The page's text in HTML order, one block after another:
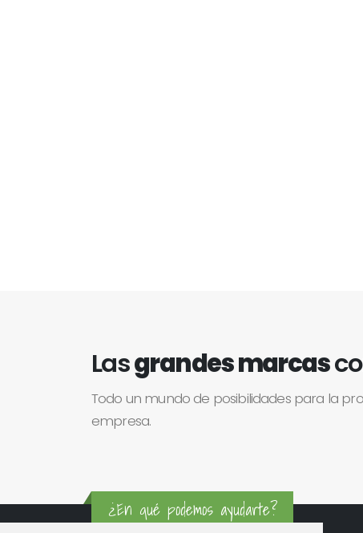
Lasgrandes marcas
Todo un mundo de posibilidades para la
empresa.
¿En qué podemos ayudarte?